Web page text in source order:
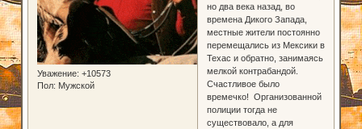
Уважение: +10573
Пол: Мужской
но два века назад, во
времена Дикого Запада,
местные жители постоянно
перемещались из Мексики в
Техас и обратно, занимаясь
мелкой контрабандой.
Счастливое было
времечко! Организованной
полиции тогда не
существовало, а для